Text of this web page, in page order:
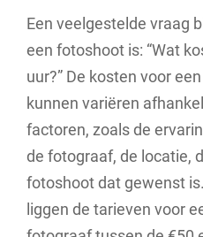
Een veelgestelde vraag
een fotoshoot is: “Wat
uur?” De kosten voor
kunnen variëren
factoren, zoals de
de fotograaf, de locatie,
fotoshoot dat gewenst
liggen de tarieven voor